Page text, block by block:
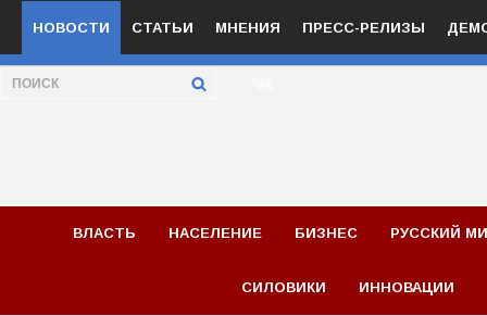
НОВОСТИ СТАТЬИ МНЕНИЯ ПРЕСС-РЕЛИЗЫ
ВЛАСТЬ НАСЕЛЕНИЕ БИЗНЕС РУССКИЙ
СИЛОВИКИ ИННОВАЦИИ